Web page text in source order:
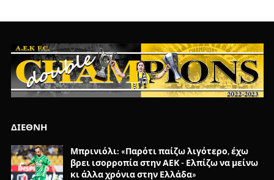
ΔΙΕΘΝΗ
Μπρινιόλι: «Παρότι παίζω λιγότερο, έχω
βρει ισορροπία στην ΑΕΚ - Ελπίζω να μείνω
κι άλλα χρόνια στην Ελλάδα»